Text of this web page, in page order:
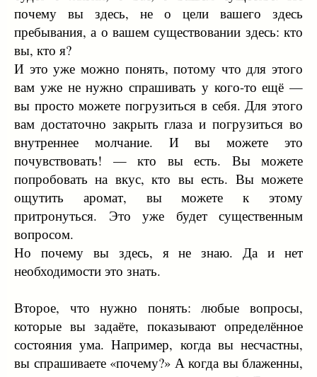
почему вы здесь, не о цели вашего здесь
пребывания, а о вашем существовании здесь: кто
вы, кто я?
И это уже можно понять, потому что для этого
вам уже не нужно спрашивать у кого-то ещё —
вы просто можете погрузиться в себя. Для этого
вам достаточно закрыть глаза и погрузиться во
внутреннее молчание. И вы можете это
почувствовать! — кто вы есть. Вы можете
попробовать на вкус, кто вы есть. Вы можете
ощутить аромат, вы можете к этому
притронуться. Это уже будет существенным
вопросом.
Но почему вы здесь, я не знаю. Да и нет
необходимости это знать.
Второе, что нужно понять: любые вопросы,
которые вы задаёте, показывают определённое
состояния ума. Например, когда вы несчастны,
вы спрашиваете «почему?» А когда вы блаженны,